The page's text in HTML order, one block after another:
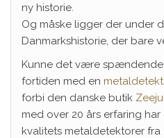
ny historie.
Og måske ligger der under
Danmarkshistorie, der bare
Kunne det være
fortiden med en
forbi den danske butik
med over 20 års erfaring
kvalitets metaldetektorer